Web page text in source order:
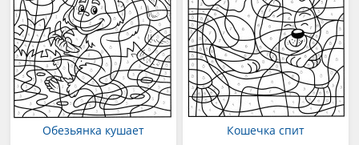
Обезьянка кушает Кошечка спит